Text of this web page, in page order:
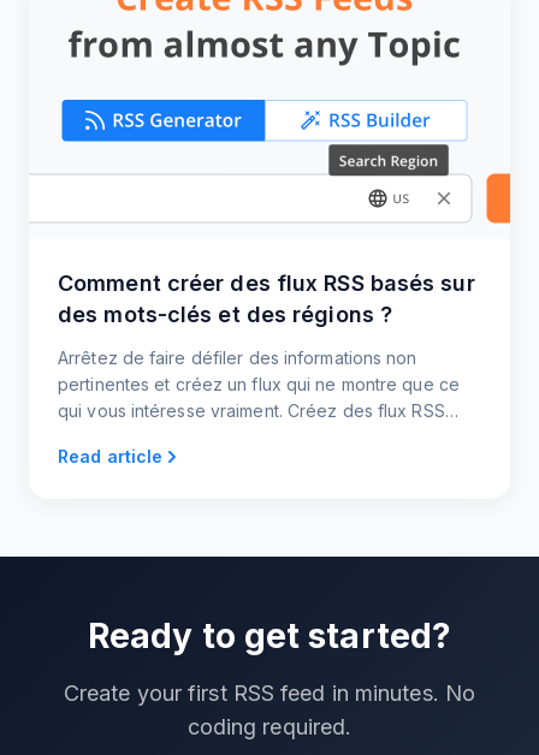
Comment créer des flux RSS basés sur
des mots-clés et des régions ?
Arrêtez de faire défiler des informations non
pertinentes et créez un flux qui ne montre que ce
qui vous intéresse vraiment. Créez des flux RSS
RSS.app.
Read article
Ready to get started?
Create your first RSS feed in minutes. No
coding required.